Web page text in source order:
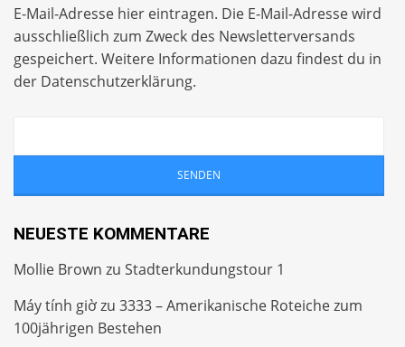
E-Mail-Adresse hier eintragen. Die E-Mail-Adresse wird
ausschließlich zum Zweck des Newsletterversands
gespeichert. Weitere Informationen dazu findest du in
der Datenschutzerklärung.
NEUESTE KOMMENTARE
Mollie Brown zu Stadterkundungstour 1
Máy tính giờzu 3333 – Amerikanische Roteiche zum
100jährigen Bestehen